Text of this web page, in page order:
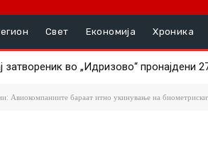
Свет Економија Хроника
во „Идризово“ пронајдени 27
НАСИЛНИК ГО ТУРНАЛ СИНОТ (19)
Авиокомпаниите бараат итно укинување на